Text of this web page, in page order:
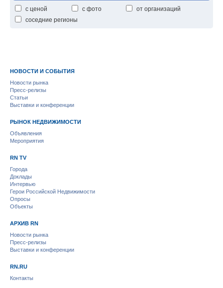
с ценой с фото
от организаций
соседние регионы
НОВОСТИ И СОБЫТИЯ
Новости рынка
Пресс-релизы
Статьи
Выставки и конференции
РЫНОК НЕДВИЖИМОСТИ
Объявления
Мероприятия
RN TV
Города
Доклады
Интервью
Герои Российской Недвижимости
Опросы
Объекты
АРХИВ RN
Новости рынка
Пресс-релизы
Выставки и конференции
RN.RU
Контакты